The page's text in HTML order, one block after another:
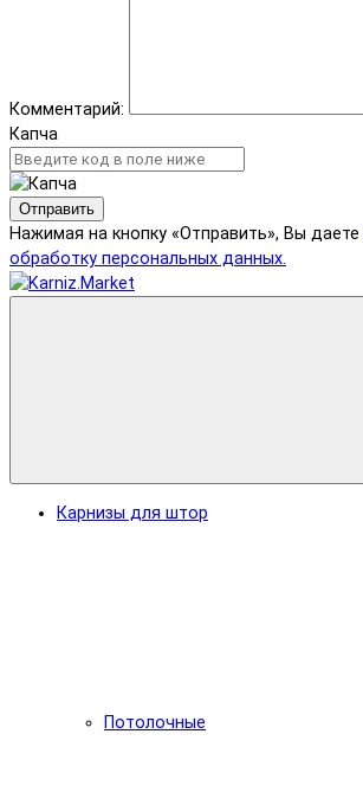
Комментарий:
Капча
Отправить
Нажимая на кнопку «Отправить», Вы даете
обработку персональных данных.
Карнизы для штор
Потолочные